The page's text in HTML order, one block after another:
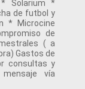
Solarium *
de futbol y
* Microcine
de
( a
Gastos de
consultas y
vía